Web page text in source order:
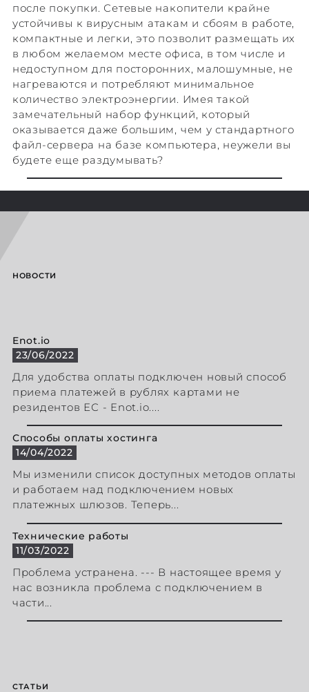
после покупки. Сетевые накопители крайне
устойчивы к вирусным атакам и сбоям в работе,
компактные и легки, это позволит размещать их
в любом желаемом месте офиса, в том числе и
недоступном для посторонних, малошумные, не
нагреваются и потребляют минимальное
количество электроэнергии. Имея такой
замечательный набор функций, который
оказывается даже большим, чем у стандартного
файл-сервера на базе компьютера, неужели вы
будете еще раздумывать?
НОВОСТИ
Enot.io
23/06/2022
Для удобства оплаты подключен новый способ
приема платежей в рублях картами не
резидентов ЕС - Enot.io....
Способы оплаты хостинга
14/04/2022
Мы изменили список доступных методов оплаты
и работаем над подключением новых
платежных шлюзов. Теперь...
Технические работы
11/03/2022
Проблема устранена. --- В настоящее время у
нас возникла проблема с подключением в
части...
СТАТЬИ